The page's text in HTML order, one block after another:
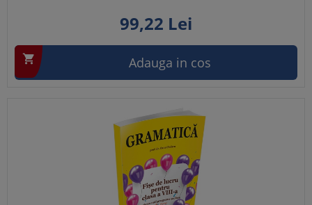
99,22 Lei
 Adauga in cos